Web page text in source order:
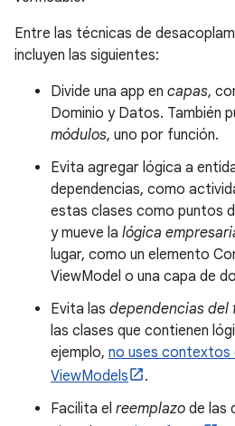
Entre las técnicas de
incluyen las siguientes:
Divide una app en capas,
Dominio y Datos. También
módulos, uno por función.
Evita agregar lógica a
dependencias, como
estas clases como puntos
y mueve la lógica
lugar, como un elemento
ViewModel o una capa de
Evita las dependencias del
las clases que contienen
ejemplo, no uses contextos
ViewModels
.
Facilita el reemplazo de las